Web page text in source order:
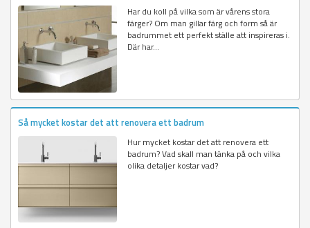
Har du koll på vilka som är vårens stora
färger? Om man gillar färg och form så är
badrummet ett perfekt ställe att inspireras i.
Där har...
Så mycket kostar det att renovera ett badrum
Hur mycket kostar det att renovera ett
badrum? Vad skall man tänka på och vilka
olika detaljer kostar vad?